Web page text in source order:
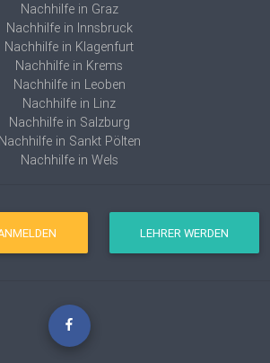
Nachhilfe in Graz
Nachhilfe in Innsbruck
Nachhilfe in Klagenfurt
Nachhilfe in Krems
Nachhilfe in Leoben
Nachhilfe in Linz
Nachhilfe in Salzburg
Nachhilfe in Sankt Pölten
Nachhilfe in Wels
LEHRER WERDEN